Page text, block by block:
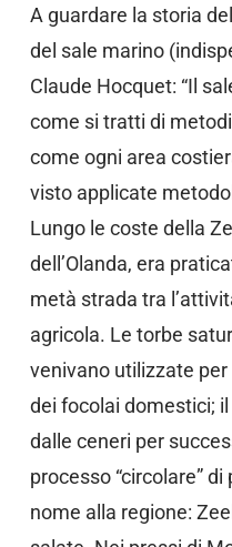
A guardare la storia
del sale marino
Claude Hocquet: “Il
come si tratti di
come ogni area
visto applicate
Lungo le coste della
dell’Olanda, era
metà strada tra
agricola. Le torbe
venivano utilizzate
dei focolai domestici;
dalle ceneri per
processo “circolare”
nome alla regione: